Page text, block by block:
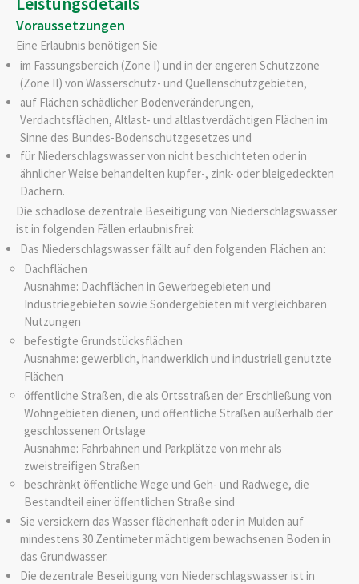
Voraussetzungen
Eine Erlaubnis benötigen Sie
im Fassungsbereich (Zone I) und in der engeren Schutzzone
(Zone II) von Wasserschutz- und Quellenschutzgebieten,
auf Flächen schädlicher Bodenveränderungen,
Verdachtsflächen, Altlast- und altlastverdächtigen Flächen im
Sinne des Bundes-Bodenschutzgesetzes und
für Niederschlagswasser von nicht beschichteten oder in
ähnlicher Weise behandelten kupfer-, zink- oder bleigedeckten
Dächern.
Die schadlose dezentrale Beseitigung von Niederschlagswasser
ist in folgenden Fällen erlaubnisfrei:
Das Niederschlagswasser fällt auf den folgenden Flächen an:
Dachflächen
Ausnahme: Dachflächen in Gewerbegebieten und
Industriegebieten sowie Sondergebieten mit vergleichbaren
Nutzungen
befestigte Grundstücksflächen
Ausnahme: gewerblich, handwerklich und industriell genutzte
Flächen
öffentliche Straßen, die als Ortsstraßen der Erschließung von
Wohngebieten dienen, und öffentliche Straßen außerhalb der
geschlossenen Ortslage
Ausnahme: Fahrbahnen und Parkplätze von mehr als
zweistreifigen Straßen
beschränkt öffentliche Wege und Geh- und Radwege, die
Bestandteil einer öffentlichen Straße sind
Sie versickern das Wasser flächenhaft oder in Mulden auf
mindestens 30 Zentimeter mächtigem bewachsenen Boden in
das Grundwasser.
Die dezentrale Beseitigung von Niederschlagswasser ist in